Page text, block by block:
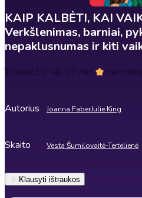
KAIP KALBĖTI, KAI
Verkšlenimas, barniai,
nepaklusnumas ir kiti
Trukmė10 val. 16 min.
Autorius Joanna FaberJulie King
Skaito Vesta Šumilovaitė-Tertelienė
Klausyti ištraukos